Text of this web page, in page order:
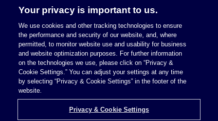
Ende der Arbeit wieder abmelden. Das System
erfasst also lediglich Beginn und Ende der
täglichen Arbeitszeit, ohne Auskunft darüber zu
geben, ob und in welchem Umfang in der
Zwischenzeit tatsächlich Arbeitszeit angefallen
war. Genau hierum drehte sich dann auch der
geführte Rechtsstreit, in dem der Kläger die vom
Arbeitszeiterfassungssystem generierten [...]
Continue Reading
Your privacy is important to us.
We use cookies and other tracking technologies to ensure
the performance and security of our website, and, where
permitted, to monitor website use and usability for business
and website optimization purposes. For further information
on the technologies we use, please click on “Privacy &
Cookie Settings.” You can adjust your settings at any time
by selecting “Privacy & Cookie Settings” in the footer of the
website.
Privacy & Cookie Settings